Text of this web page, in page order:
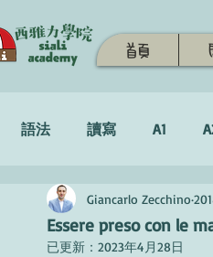
首頁
語法 讀寫 A1
學習策略
Essere preso con le
Giancarlo Zecchino
已更新： 2023年4月28日